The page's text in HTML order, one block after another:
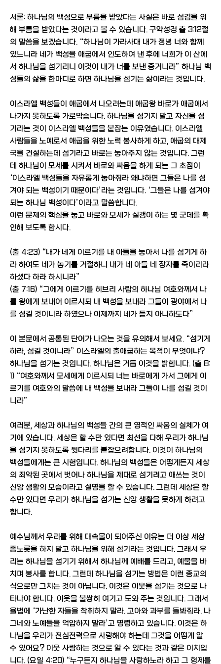
서론: 하나님의 백성으로 부름을 받았다는 사실은 바로 섬김을 위
해 부름을 받았다는 것이라고 볼 수 있습니다. 구약성경 출 3:12절
의 말씀을 보겠습니다. “하나님이 가라사대 내가 정녕 너와 함께
있느니라 네가 백성을 애굽에서 인도하여 낸 후에 너희가 이 산에
서 하나님을 섬기리니 이것이 내가 너를 보낸 증거니라” 하나님 백
성들의 삶을 한마디로 하면 하나님을 섬기는 삶이라는 것입니다.
이스라엘 백성들이 애굽에서 나오려는데 애굽왕 바로가 애굽에서
나가지 못하도록 가로막습니다. 하나님을 섬기지 말고 자신을 섬
기라는 것이 이스라엘 백성들을 붙잡는 이유였습니다. 이스라엘
사람들을 노예로서 애굽을 위한 노력 봉사하게 하고, 애굽의 대제
국을 건설하는데 섬기라고 바로는 놓아주지 않는 것입니다. 그런
데 하나님이 모세를 시켜서 바로와 싸움을 하게 되는 그 초점이
‘이스라엘 백성들을 자유롭게 놓아줘라 왜냐하면 그들은 나를 섬
겨야 되는 백성이기 때문이다’라는 것입니다. ‘그들은 나를 섬겨야
되는 하나님 백성이다’이라고 말씀합니다.
이런 문제의 핵심을 놓고 바로와 모세가 실갱이 하는 몇 군데를 확
인해 보도록 합시다.
(출 4:23) “내가 네게 이르기를 내 아들을 놓아서 나를 섬기게 하
라 하여도 네가 놓기를 거절하니 내가 네 아들 네 장자를 죽이리라
하셨다 하라 하시니라”
(출 7:16) “그에게 이르기를 히브리 사람의 하나님 여호와께서 나
를 왕에게 보내어 이르시되 내 백성을 보내라 그들이 광야에서 나
를 섬길 것이니라 하였으나 이제까지 네가 듣지 아니하도다”
이 본문에서 공통된 단어가 나오는 것을 유의해서 보세요. “섬기게
하라, 섬길 것이니라” 이스라엘의 출애굽하는 목적이 무엇이냐?
하나님을 섬기는 것입니다. 하나님은 거듭 이것을 밝힙니다. (출 8:
1) “여호와께서 모세에게 이르시되 너는 바로에게 가서 그에게 이
르기를 여호와의 말씀에 내 백성을 보내라 그들이 나를 섬길 것이
니라”
여러분, 세상과 하나님의 백성들 간의 큰 영적인 싸움의 실체가 여
기에 있습니다. 세상은 할 수만 있다면 최선을 다해 우리가 하나님
을 섬기지 못하도록 뒷다리를 붙잡으려합니다. 이것이 하나님의
백성들에게는 큰 시험입니다. 하나님의 백성들은 어떻게든지 세상
의 죄악된 곳에서 벗어나 하나님을 제대로 섬기려고 애쓰는 것이
신앙 생활의 모습이라고 설명을 할 수 있습니다. 그런데 세상은 할
수만 있다면 우리가 하나님을 섬기는 신앙 생활을 못하게 하려고
합니다.
예수님께서 우리를 위해 대속물이 되어주신 이유는 더 이상 세상
종노릇을 하지 말고 하나님을 위해 섬기라는 것입니다. 그래서 우
리는 하나님을 섬기기 위해서 하나님께 예배를 드리고, 예물을 바
치며 봉사를 합니다. 그런데 하나님을 섬기는 방법은 이런 종교의
식으로만 그치는 것이 아닙니다. 이것은 이웃을 섬기는 것으로 나
타나야 합니다. 이웃을 불쌍히 여기고 도와 주는 것입니다. 그래서
율법에 ‘가난한 자들을 착취하지 말라. 고아와 과부를 돌봐줘라. 나
그네와 노예들을 억압하지 말라’고 명령하고 있습니다. 이것은 하
나님을 우리가 전심전력으로 사랑해야 하는데 그것을 어떻게 알
수 있어요? 이웃 사랑하는 것으로 알 수 있다는 것과 같은 이치입
니다. (요일 4:20) “누구든지 하나님을 사랑하노라 하고 그 형제를